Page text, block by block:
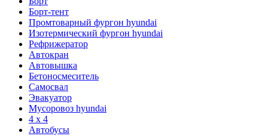
Борт-тент
Промтоварный фургон hyundai
Изотермический фургон hyundai
Рефрижератор
Автокран
Автовышка
Бетоносмеситель
Самосвал
Эвакуатор
Мусоровоз hyundai
4 x 4
Автобусы